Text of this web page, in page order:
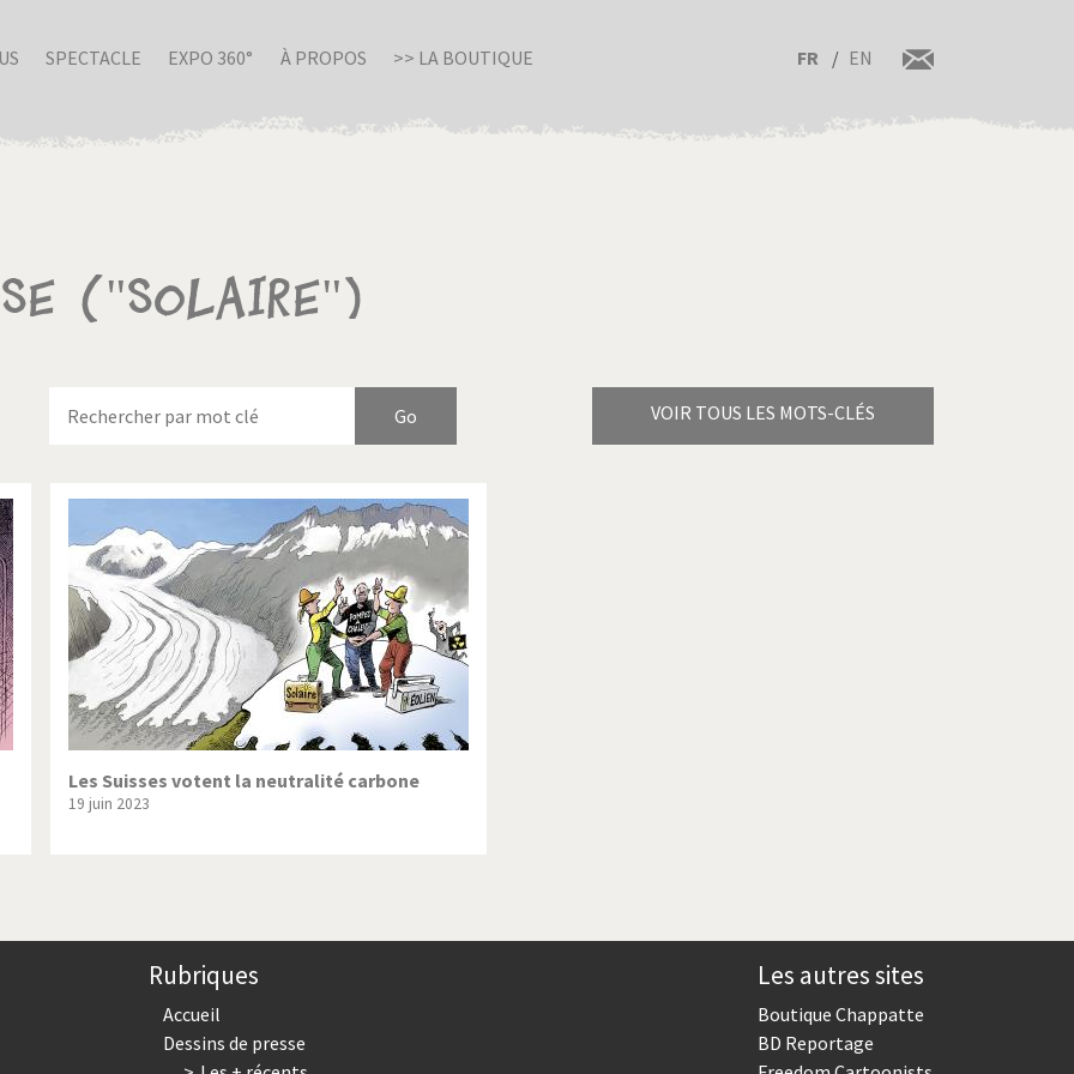
SPECTACLE EXPO 360° À PROPOS >> LA BOUTIQUE FR EN
("Solaire")
VOIR TOUS LES MOTS-CLÉS
en Italie Birmanie
ou pas très? Chère énergie!
arabe à l'hiver Election présidentielle US
Palestine L'Amérique et les armes
du Nord: guerre ou paix? La finance et ses crises
Le Best-Of
virus Pot-pourri SOS l'Europe!
Les Suisses votent la neutralité carbone
19 juin 2023
Rubriques
Accueil
Dessins de presse
Les autres sites
Boutique Chappatte
BD Reportage